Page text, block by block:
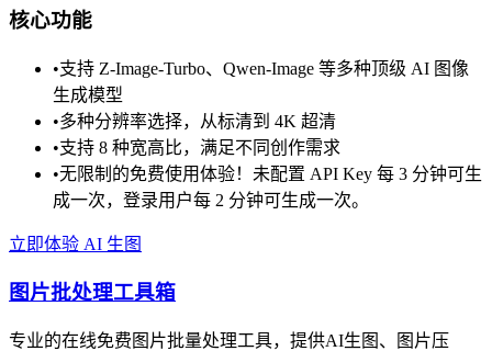
核心功能
•支持 Z-Image-Turbo、Qwen-Image 等多种顶级 AI 图像
生成模型
•多种分辨率选择，从标清到 4K 超清
•支持 8 种宽高比，满足不同创作需求
•无限制的免费使用体验！未配置 API Key 每 3 分钟可生
成一次，登录用户每 2 分钟可生成一次。
立即体验 AI 生图
图片批处理工具箱
专业的在线免费图片批量处理工具，提供AI生图、图片压